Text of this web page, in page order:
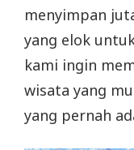
menyimpan
yang elok
kami ingin
wisata yang
yang pernah